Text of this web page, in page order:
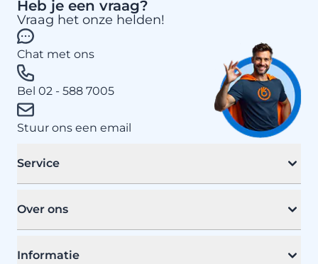
Heb je een vraag?
Vraag het onze helden!
Chat met ons
Bel 02 - 588 7005
Stuur ons een email
Service
Over ons
Informatie